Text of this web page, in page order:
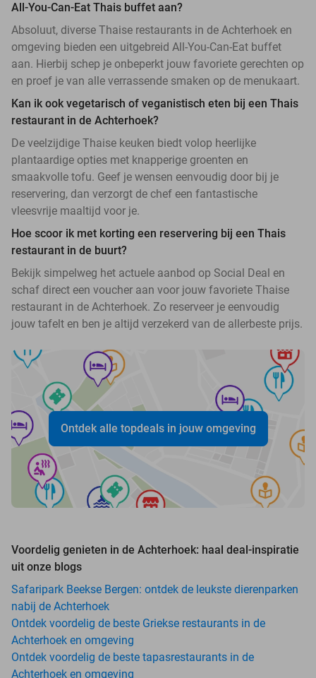
All-You-Can-Eat Thais buffet aan?
Absoluut, diverse Thaise restaurants in de Achterhoek en
omgeving bieden een uitgebreid All-You-Can-Eat buffet
aan. Hierbij schep je onbeperkt jouw favoriete gerechten op
en proef je van alle verrassende smaken op de menukaart.
Kan ik ook vegetarisch of veganistisch eten bij een Thais
restaurant in de Achterhoek?
De veelzijdige Thaise keuken biedt volop heerlijke
plantaardige opties met knapperige groenten en
smaakvolle tofu. Geef je wensen eenvoudig door bij je
reservering, dan verzorgt de chef een fantastische
vleesvrije maaltijd voor je.
Hoe scoor ik met korting een reservering bij een Thais
restaurant in de buurt?
Bekijk simpelweg het actuele aanbod op Social Deal en
schaf direct een voucher aan voor jouw favoriete Thaise
restaurant in de Achterhoek. Zo reserveer je eenvoudig
jouw tafelt en ben je altijd verzekerd van de allerbeste prijs.
Ontdek alle topdeals in jouw omgeving
Voordelig genieten in de Achterhoek: haal deal-inspiratie
uit onze blogs
Safaripark Beekse Bergen: ontdek de leukste dierenparken
nabij de Achterhoek
Ontdek voordelig de beste Griekse restaurants in de
Achterhoek en omgeving
Ontdek voordelig de beste tapasrestaurants in de
Achterhoek en omgeving